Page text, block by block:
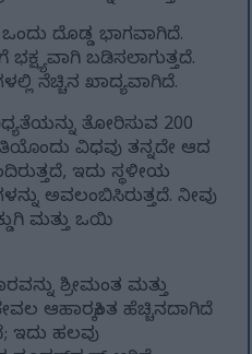
ದೊಡ್ಡ ಭಾಗವಾಗಿದೆ.
ಬಡಿಸಲಾಗುತ್ತದೆ.
ನೆಚ್ಚಿನ ಖಾದ್ಯವಾಗಿದೆ.
ತೋರಿಸುವ 200
ವಿಧವು ತನ್ನದೇ ಆದ
ಇದು ಸ್ಥಳೀಯ
ಅವಲಂಬಿಸಿರುತ್ತದೆ. ನೀವು
ಮತ್ತು ಒಯಿ
ಶ್ರೀಮಂತ ಮತ್ತು
ಆಹಾರಕ್ಕಿಂತ ಹೆಚ್ಚಿನದಾಗಿದೆ
ಇದು ಹಲವು